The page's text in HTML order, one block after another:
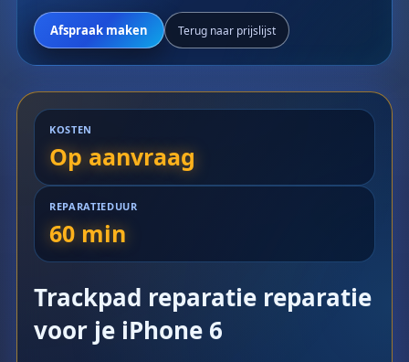
Afspraak maken Terug naar prijslijst
KOSTEN
Op aanvraag
REPARATIEDUUR
60 min
Trackpad reparatie reparatie
voor je iPhone 6